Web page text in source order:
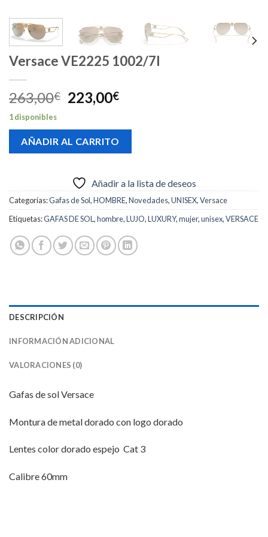
Versace VE2225 1002/7I
263,00€ El
precio
original
era:
263,00€.
223,00€El
actual
223,00€.
1 disponibles
AÑADIR AL CARRITO
Añadir a la lista de deseos
Categorías:Gafas de Sol,HOMBRE,Novedades,UNISEX,Versace
Etiquetas:GAFAS DE SOL ,hombre,LUJO,LUXURY,mujer,unisex,VERSACE
DESCRIPCIÓN
INFORMACIÓN ADICIONAL
VALORACIONES (0)
Gafas de sol Versace
Montura de metal dorado con logo dorado
Lentes color dorado espejo Cat 3
Calibre 60mm